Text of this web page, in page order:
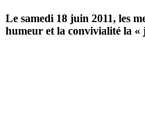
Le samedi 18 juin 2011, les
humeur et la convivialité la «